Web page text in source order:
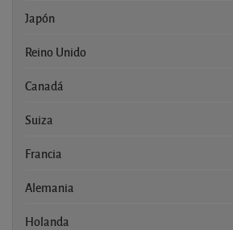
Japón
Reino Unido
Canadá
Suiza
Francia
Alemania
Holanda